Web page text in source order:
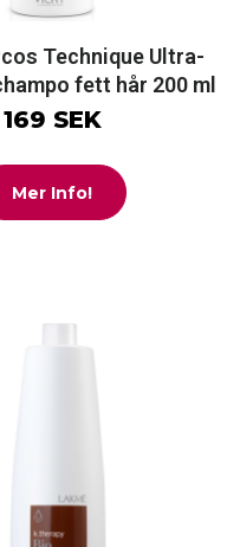
Technique Ultra-
fett hår 200 ml
169 SEK
Mer Info!